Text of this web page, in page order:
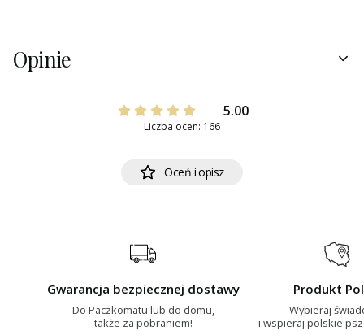
Opinie
5.00
Liczba ocen: 166
Oceń i opisz
Gwarancja bezpiecznej dostawy
Do Paczkomatu lub do domu,
także za pobraniem!
Produkt
Wybieraj
i wspieraj polskie